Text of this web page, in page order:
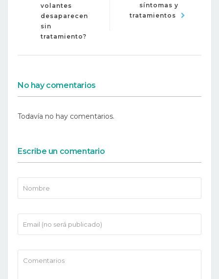
volantes
desaparecen
sin
tratamiento?
síntomas y
tratamientos
No hay comentarios
Todavía no hay comentarios.
Escribe un comentario